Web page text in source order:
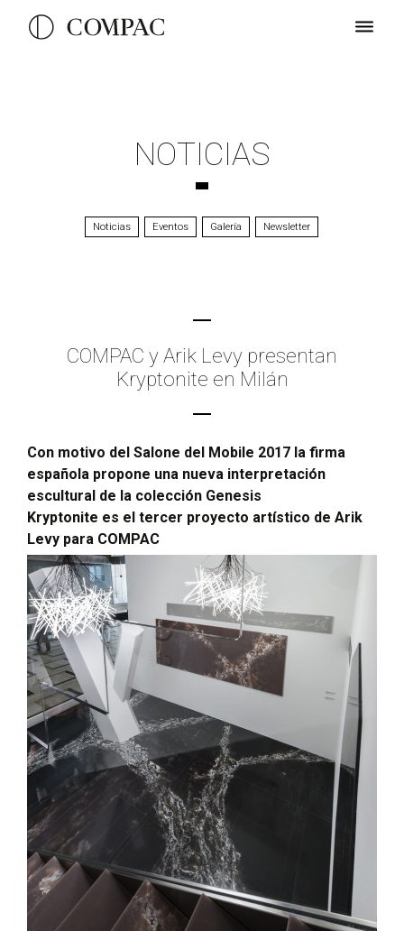
NOTICIAS
Noticias Eventos Galería Newsletter
COMPAC y Arik Levy presentan
Kryptonite en Milán
Con motivo del Salone del Mobile 2017 la firma
española propone una nueva interpretación
escultural de la colección Genesis
Kryptonite es el tercer proyecto artístico de Arik
Levy para COMPAC